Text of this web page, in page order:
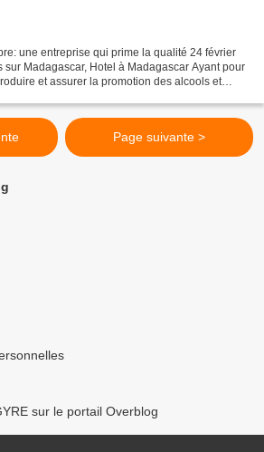
une entreprise qui prime la qualité 24 février
sur Madagascar, Hotel à Madagascar Ayant pour
et assurer la promotion des alcools et
Page suivante >
sur le portail Overblog